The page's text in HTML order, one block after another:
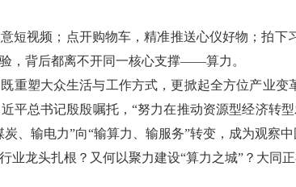
短视频；点开购物车，精准推送心仪好物；拍
，背后都离不开同一核心支撑——算力。
重塑大众生活与工作方式，更掀起全方位产业
平总书记殷殷嘱托，“努力在推动资源型经济转
、输电力”向“输算力、输服务”转变，成为观察
业龙头扎根？又何以聚力建设“算力之城”？大